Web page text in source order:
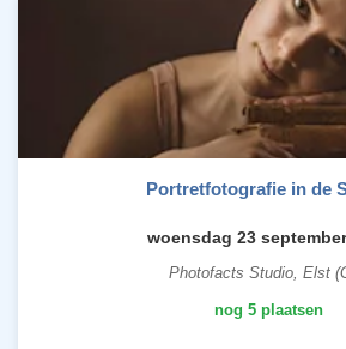
Portretfotografie in de
woensdag 23
Photofacts Studio, Elst
nog 5 plaatsen